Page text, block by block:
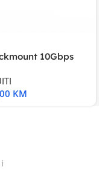
10Gbps
KM